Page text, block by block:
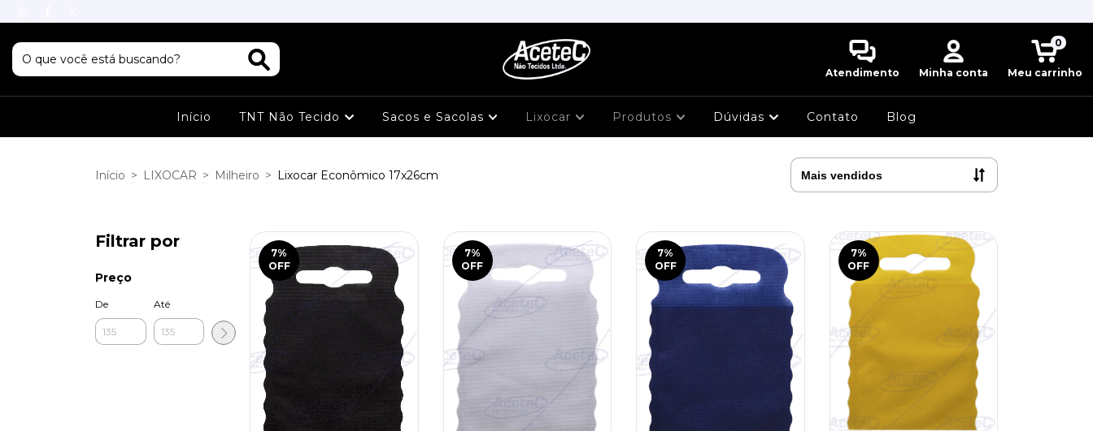
Atendimento Minha conta Meu carrinho
0
Início TNT Não Tecido Sacos e Sacolas Lixocar Produtos Dúvidas Contato Blog
Início > LIXOCAR > Milheiro > Lixocar Econômico 17x26cm
Filtrar por
Preço
De Até
7%
OFF
7%
OFF
7%
OFF
7%
OFF